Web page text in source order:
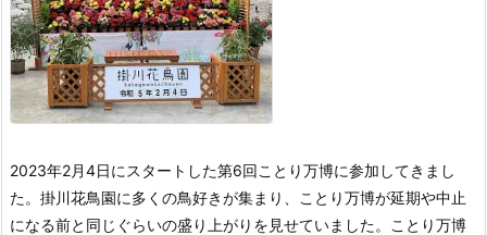
2023年2月4日にスタートした第6回ことり万博に参加してきまし
た。 掛川花鳥園に多くの鳥好きが集まり、ことり万博が延期や中止
になる前と同じぐらいの盛り上がりを見せていました。
ことり万博